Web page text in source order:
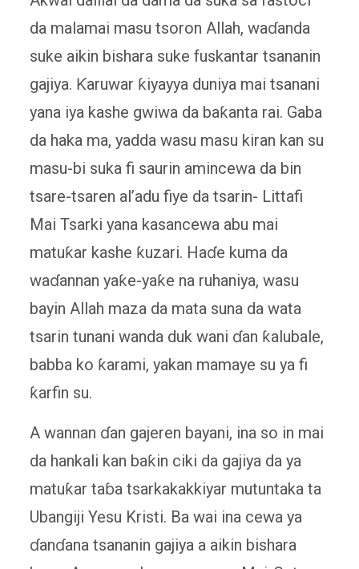
da malamai masu tsoron Allah, waɗanda
suke aikin bishara suke fuskantar tsananin
gajiya. Ƙaruwar ƙiyayya duniya mai tsanani
yana iya kashe gwiwa da baƙanta rai. Gaba
da haka ma, yadda wasu masu kiran kan su
masu-bi suka fi saurin amincewa da bin
tsare-tsaren al’adu fiye da tsarin- Littafi
Mai Tsarki yana kasancewa abu mai
matuƙar kashe ƙuzari. Haɗe kuma da
waɗannan yaƙe-yaƙe na ruhaniya, wasu
bayin Allah maza da mata suna da wata
tsarin tunani wanda duk wani ɗan ƙalubale,
babba ko ƙarami, yakan mamaye su ya fi
ƙarfin su.
A wannan ɗan gajeren bayani, ina so in mai
da hankali kan baƙin ciki da gajiya da ya
matuƙar taɓa tsarkakakkiyar mutuntaka ta
Ubangiji Yesu Kristi. Ba wai ina cewa ya
ɗanɗana tsananin gajiya a aikin bishara